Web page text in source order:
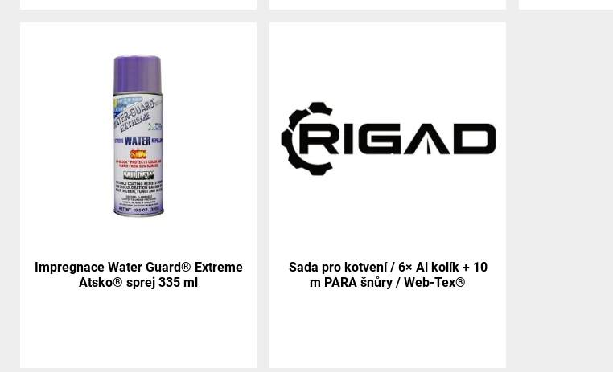
Impregnace Water Guard® Extreme
Atsko® sprej 335 ml
Sada pro kotvení / 6× Al kolík + 10
m PARA šnůry / Web-Tex®